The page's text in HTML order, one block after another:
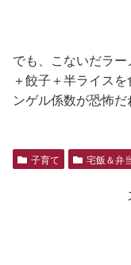
でも、こないだラ
＋餃子＋半ライス
ンゲル係数が恐怖だ
子育て 宅飯＆弁